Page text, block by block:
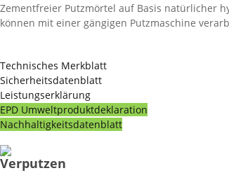
Zementfreier Putzmörtel auf Basis natürlicher
können mit einer gängigen Putzmaschine
Technisches Merkblatt
Sicherheitsdatenblatt
Leistungserklärung
EPD Umweltproduktdeklaration
Nachhaltigkeitsdatenblatt
Verputzen